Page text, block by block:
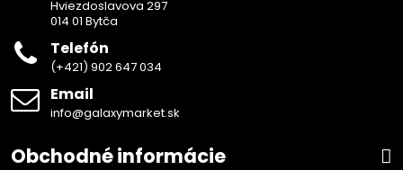
Hviezdoslavova 297
014 01 Bytča
Telefón
(+421) 902 647 034
Email
info@galaxymarket.sk
Obchodné informácie